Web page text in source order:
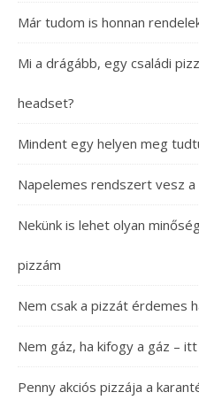
Már tudom is honnan
Mi a drágább, egy családi
headset?
Mindent egy helyen meg
Napelemes rendszert vesz a
Nekünk is lehet olyan
pizzám
Nem csak a pizzát érdemes
Nem gáz, ha kifogy a gáz –
Penny akciós pizzája a